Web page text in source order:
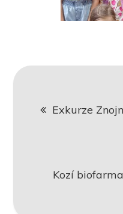
proExkurze
Kozí